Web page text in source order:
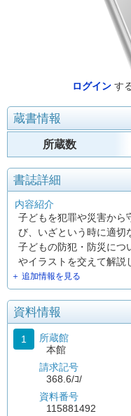
ログイン す
蔵書情報
所蔵数
書誌詳細
内容紹介
子どもを犯罪や災害から
び、いざという時に適切
子どもの防犯・防災につ
やイラストを交えて解説
＋ 追加情報を見る
資料情報
1
所蔵館
本館
請求記号
368.6/ｺ/
資料番号
115881492